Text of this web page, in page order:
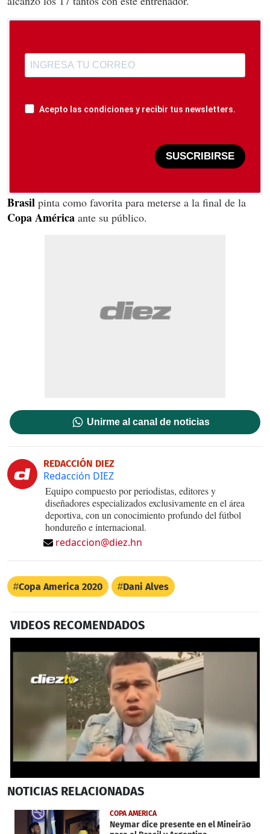
Acepto las condiciones y recibir tus newsletters.
SUSCRIBIRSE
Brasil pinta como favorita para meterse a la final de la
Copa América ante su público.
Unirme al canal de noticias
REDACCIÓN DIEZ
Redacción DIEZ
Equipo compuesto por periodistas, editores y
diseñadores especializados exclusivamente en el área
deportiva, con un conocimiento profundo del fútbol
hondureño e internacional.
redaccion@diez.hn
Copa America 2020 Dani Alves
VIDEOS RECOMENDADOS
seconds
34
seconds
NOTICIAS RELACIONADAS
COPA AMERICA
Neymar dice presente en el Mineirão